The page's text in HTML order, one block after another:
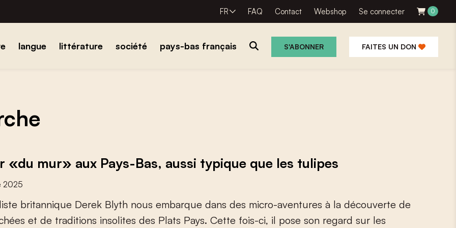
FR FAQ Contact Webshop Se connecter 0
langue littérature société pays-bas français S'ABONNER FAITES UN DON
«du mur» aux Pays-Bas, aussi typique que les tulipes
2025
iste britannique Derek Blyth nous embarque dans des micro-aventures à la découverte de
hées et de traditions insolites des Plats Pays. Cette fois-ci, il pose son regard sur les